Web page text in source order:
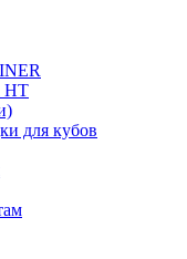
НТ
для кубов